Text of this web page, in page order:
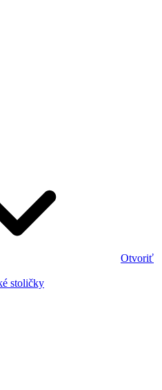
Otvoriť
stoličky